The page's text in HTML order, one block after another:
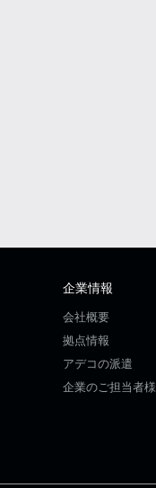
企業情報
会社概要
拠点情報
アデコの派遣
企業のご担当者様